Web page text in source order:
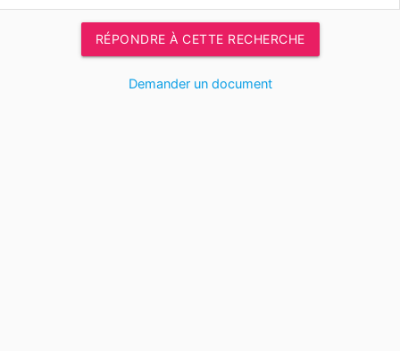
RÉPONDRE À CETTE RECHERCHE
Demander un document